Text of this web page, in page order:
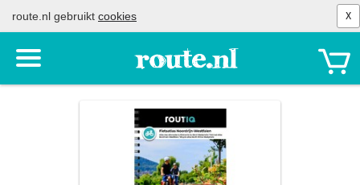
route.nl gebruikt cookies X
Toon
het
menu